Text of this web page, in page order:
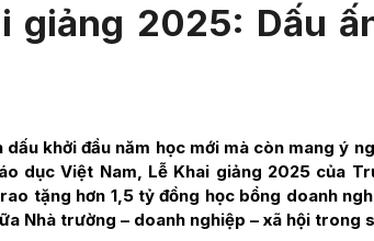
giảng 2025: Dấu
dấu khởi đầu năm học mới mà còn mang ý
dục Việt Nam, Lễ Khai giảng 2025 của
tặng hơn 1,5 tỷ đồng học bổng doanh
Nhà trường – doanh nghiệp – xã hội trong